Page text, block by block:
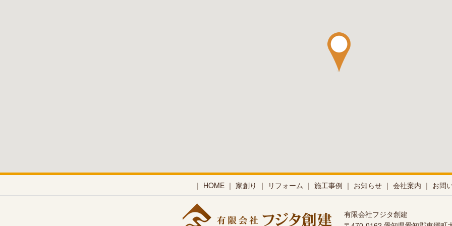
｜ HOME ｜ 家創り ｜ リフォーム ｜ 施工事例 ｜ お知らせ ｜ 会社案内 ｜ お問
有限会社フジタ創建